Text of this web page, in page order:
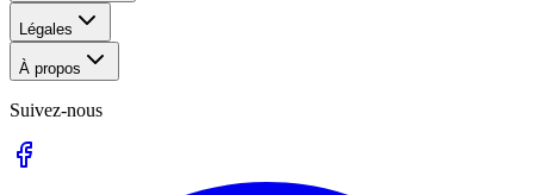
Légales
À propos
Suivez-nous